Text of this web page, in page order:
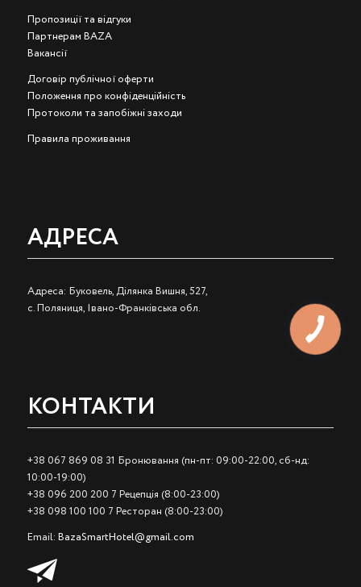
Пропозиції та відгуки
Партнерам BAZA
Вакансії
Договір публічної оферти
Положення про конфіденційність
Протоколи та запобіжні заходи
Правила проживання
АДРЕСА
Адреса: Буковель, Ділянка Вишня, 527,
с. Поляниця, Івано-Франківська обл.
КОНТАКТИ
+38 067 869 08 31 Бронювання (пн-пт: 09:00-22:00, сб-нд:
10:00-19:00)
+38 096 200 200 7 Рецепція (8:00-23:00)
+38 098 100 100 7 Ресторан (8:00-23:00)
Email: BazaSmartHotel@gmail.com